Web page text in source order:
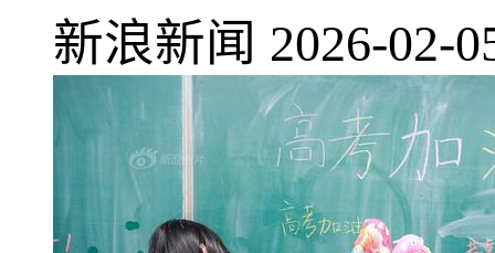
新浪新闻 2026-02-